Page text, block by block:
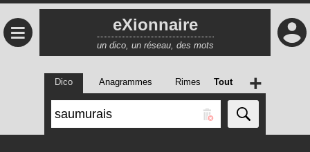
≡ eXionnaire
un dico, un réseau, des mots
Dico Anagrammes Rimes Tout +